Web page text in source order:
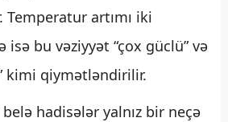
Temperatur artımı iki
isə bu vəziyyət “çox güclü” və
kimi qiymətləndirilir.
hadisələr yalnız bir neçə